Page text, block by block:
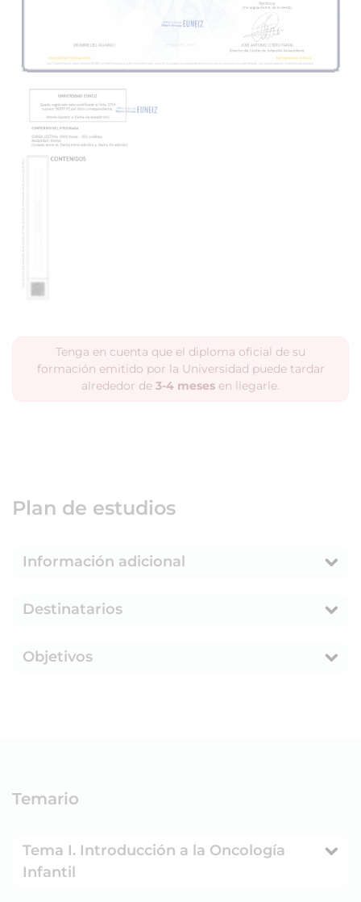
Tenga en cuenta que el diploma oficial de su
formación emitido por la Universidad puede tardar
alrededor de 3-4 meses en llegarle.
Plan de estudios
Información adicional
Destinatarios
Objetivos
Temario
Tema I. Introducción a la Oncología
Infantil